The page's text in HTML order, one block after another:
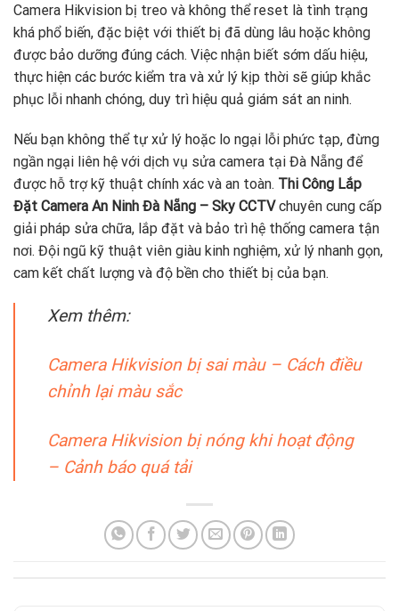
Camera Hikvision bị treo và không thể reset là tình trạng
khá phổ biến, đặc biệt với thiết bị đã dùng lâu hoặc không
được bảo dưỡng đúng cách. Việc nhận biết sớm dấu hiệu,
thực hiện các bước kiểm tra và xử lý kịp thời sẽ giúp khắc
phục lỗi nhanh chóng, duy trì hiệu quả giám sát an ninh.
Nếu bạn không thể tự xử lý hoặc lo ngại lỗi phức tạp, đừng
ngần ngại liên hệ với dịch vụ sửa camera tại Đà Nẵng để
được hỗ trợ kỹ thuật chính xác và an toàn. Thi Công Lắp
Đặt Camera An Ninh Đà Nẵng – Sky CCTVchuyên cung cấp
giải pháp sửa chữa, lắp đặt và bảo trì hệ thống camera tận
nơi. Đội ngũ kỹ thuật viên giàu kinh nghiệm, xử lý nhanh gọn,
cam kết chất lượng và độ bền cho thiết bị của bạn.
Xem thêm:
Camera Hikvision bị sai màu – Cách điều
chỉnh lại màu sắc
Camera Hikvision bị nóng khi hoạt động
– Cảnh báo quá tải